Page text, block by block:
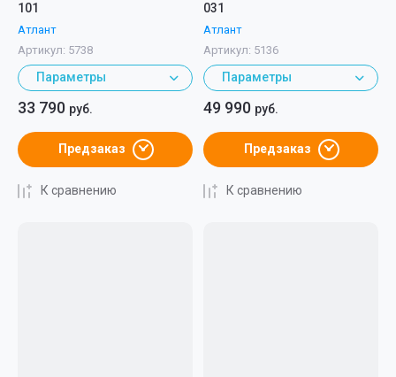
101
Атлант
Артикул: 5738
Параметры
33 790 руб.
Предзаказ
К сравнению
031
Атлант
Артикул: 5136
Параметры
49 990 руб.
Предзаказ
К сравнению